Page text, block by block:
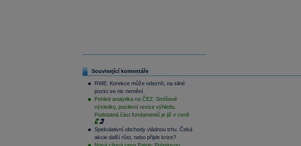
Související komentáře
RWE: Korekce může odeznít, na silné
pozici se nic nemění
Pohled analytika na ČEZ: Smíšené
výsledky, pozitivní revize výhledu.
Podstatná část fundamentů je již v ceně
Spekulativní obchody vládnou trhu. Čeká
akcie další růst, nebo přijde krize?